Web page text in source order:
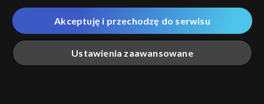
Miasta
Miasto na fundamencie z
węgla
Miasta
Andrychów
które wskazujemy poniżej, a także zgody na udostępnianie
przez nas identyfikatora PPID do Google.
Twoje dane osobowe zbierane podczas odwiedzania przez
Ciebie naszych
poszczególnych serwisówzwanych dalej
„Portalem”, w tym informacje zapisywane za pomocą
Ustawienia zaawansowane
Akceptuję i przechodzę do serwisu